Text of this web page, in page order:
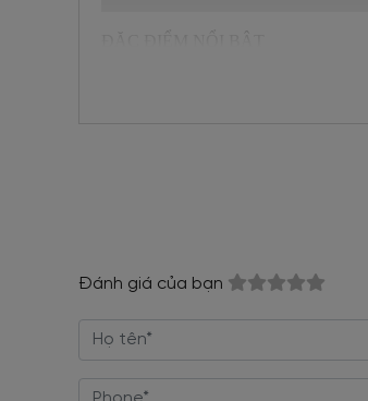
+ Thiết kế tỉ mỉ đến từng góc độ
+ Kết hợp phủ một lớp Melamine
+ Giá thành phải chăng, hợp lý
+ Giá cả hợp lý, dịch vụ tận tâm.
Đánh giá của bạn